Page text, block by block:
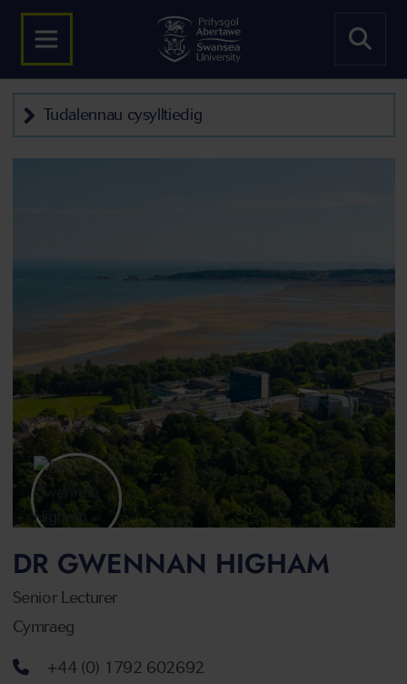
Tudalennau cysylltiedig
DR GWENNAN HIGHAM
Senior Lecturer
Cymraeg
Rhif ffôn+44 (0) 1792 602692